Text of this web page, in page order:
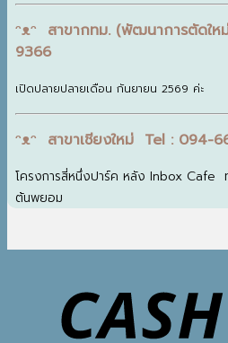
ᵔᴥᵔ สาขากทม. (พัฒนาการตัดใ
9366
เปิดปลายปลายเดือน กันยายน 2569 ค่ะ
ᵔᴥᵔ สาขาเชียงใหม่ Tel : 094-
โครงการสี่หนึ่งปาร์ค หลัง Inbox Cafe
ต้นพยอม